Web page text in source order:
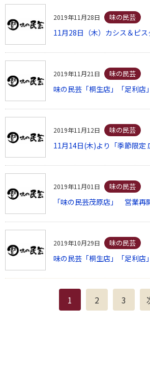
2019年11月28日 味の民芸
2019年11月21日 味の民芸
2019年11月12日 味の民芸
2019年11月01日 味の民芸
「味の民芸茂原店」 営業再
2019年10月29日 味の民芸
1 2 3